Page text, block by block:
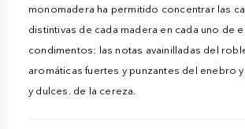
monomadera ha permitido concentrar las
distintivas de cada madera en cada uno de
condimentos: las notas avainilladas del
aromáticas fuertes y punzantes del enebro
y dulces. de la cereza.